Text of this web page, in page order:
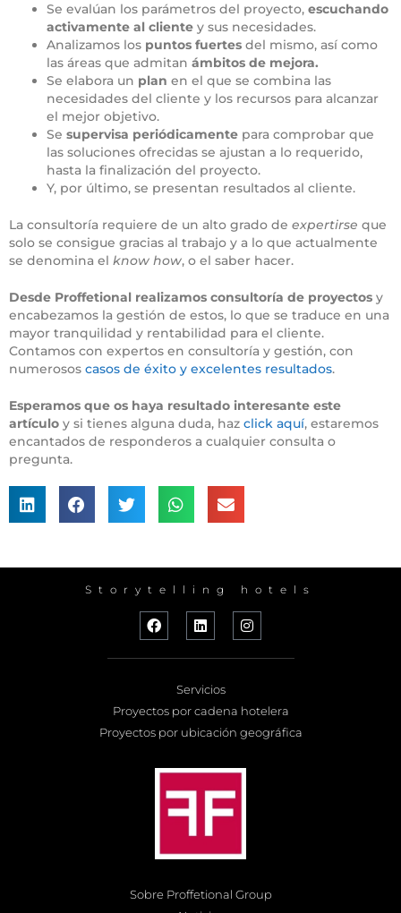
Se evalúan los parámetros del proyecto, escuchando
activamente al cliente y sus necesidades.
Analizamos los puntos fuertes del mismo, así como
las áreas que admitan ámbitos de mejora.
Se elabora un plan en el que se combina las
necesidades del cliente y los recursos para alcanzar
el mejor objetivo.
Se supervisa periódicamente para comprobar que
las soluciones ofrecidas se ajustan a lo requerido,
hasta la finalización del proyecto.
Y, por último, se presentan resultados al cliente.
La consultoría requiere de un alto grado de expertirse que
solo se consigue gracias al trabajo y a lo que actualmente
se denomina el know how, o el saber hacer.
Desde Proffetional realizamos consultoría de proyectos y
encabezamos la gestión de estos, lo que se traduce en una
mayor tranquilidad y rentabilidad para el cliente.
Contamos con expertos en consultoría y gestión, con
numerosos casos de éxito y excelentes resultados.
Esperamos que os haya resultado interesante este
artículo y si tienes alguna duda, haz click aquí, estaremos
encantados de responderos a cualquier consulta o
pregunta.
Storytelling hotels
Servicios
Proyectos por cadena hotelera
Proyectos por ubicación geográfica
Sobre Proffetional Group